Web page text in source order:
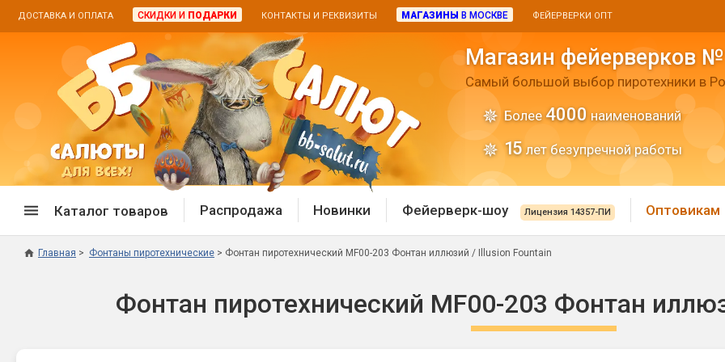
ДОСТАВКА И ОПЛАТА СКИДКИ И ПОДАРКИ КОНТАКТЫ И РЕКВИЗИТЫ МАГАЗИНЫ В МОСКВЕ ФЕЙЕРВЕРКИ ОПТ
Магазин фейерверков
Самый большой выбор пиротехники в
Более 4000 наименований
15 лет безупречной работы
Каталог товаров
Распродажа фейерверков
Дневные батареи
Хлопушки и
Распродажа Новинки Фейерверк-шоу Лицензия 14357-ПИ Оптовикам
Главная Фонтаны пиротехнические Фонтан пиротехнический MF00-203 Фонтан иллюзий / Illusion Fountain
Фонтан пиротехнический MF00-203 Фонтан